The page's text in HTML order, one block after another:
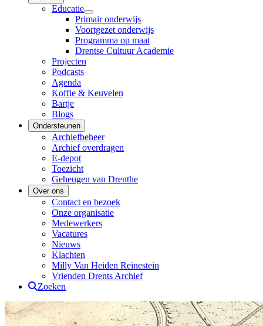
Educatie
Primair onderwijs
Voortgezet onderwijs
Programma op maat
Drentse Cultuur Academie
Projecten
Podcasts
Agenda
Koffie & Keuvelen
Bartje
Blogs
Ondersteunen
Archiefbeheer
Archief overdragen
E-depot
Toezicht
Geheugen van Drenthe
Over ons
Contact en bezoek
Onze organisatie
Medewerkers
Vacatures
Nieuws
Klachten
Milly Van Heiden Reinestein
Vrienden Drents Archief
Zoeken
Drents Archief